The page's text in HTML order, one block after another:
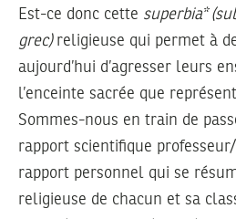
Est-ce donc cette superbia*
grec)religieuse qui permet à
aujourd’hui d’agresser leurs
l’enceinte sacrée que
Sommes-nous en train de
rapport scientifique
rapport personnel qui se
religieuse de chacun et sa